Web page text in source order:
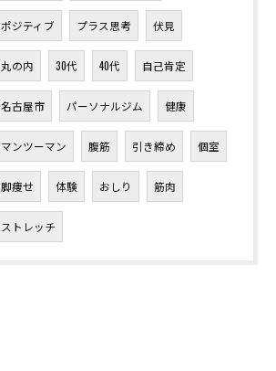
ポジティブ プラス思考 伏見
丸の内 30代 40代 自己肯定
名古屋市 パーソナルジム 健康
マンツーマン 腹筋 引き締め 個室
脚痩せ 体験 おしり 筋肉
ストレッチ